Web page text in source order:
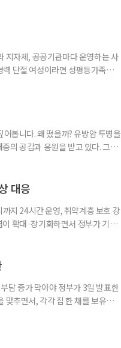
지자체, 공공기관마다 운영하는 사
단절 여성이라면 성평등가족부
사람을 위한 제도다. 개인별 취
봅니다. 왜 떴을까? 유방암 투병을
의 공감과 응원을 받고 있다. 그러
력으로
대응
지 24시간 운영, 취약계층 보호 강
확대·장기화하면서 정부가 기존
장기화한 데 따른 것이다. 기존에
담 증가 막아야 정부가 3일 발표한
맞추면서, 각각 집 한 채를 보유한
이혼해 주거와 생계를 분